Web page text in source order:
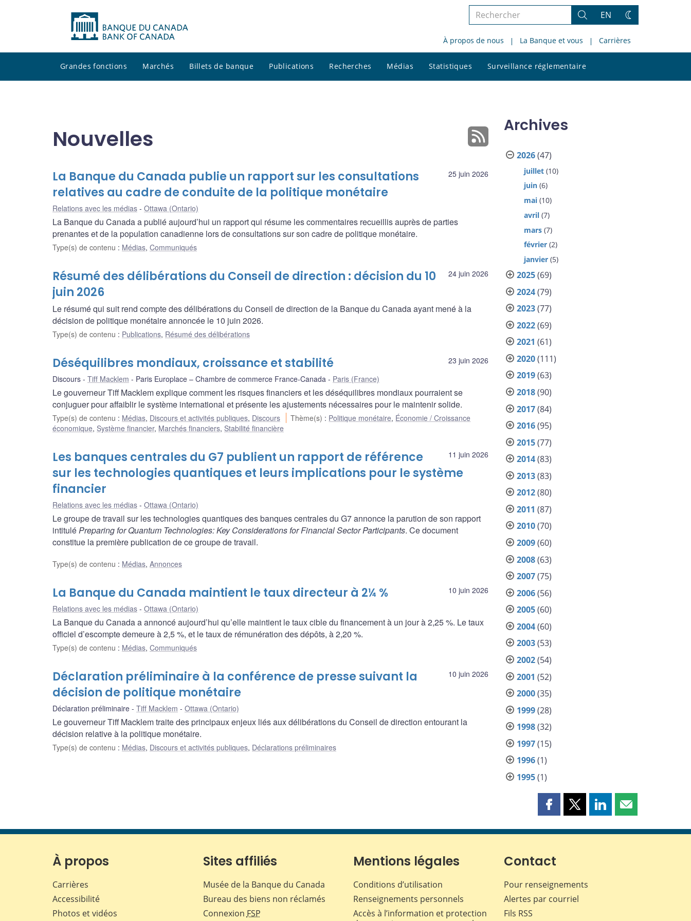
Rechercher
le
site
Rechercher
EN
Changez
thème
À propos de nous La Banque et vous Carrières
Grandes fonctions Marchés Billets de banque Publications Recherches Médias Statistiques Surveillance réglementaire
le
Nouvelles
25 juin 2026
La Banque du Canada publie un rapport sur les consultations
relatives au cadre de conduite de la politique monétaire
Relations avec les médias Ottawa (Ontario)
La Banque du Canada a publié aujourd’hui un rapport qui résume les commentaires recueillis auprès de parties
prenantes et de la population canadienne lors de consultations sur son cadre de politique monétaire.
Type(s) de contenu : Médias, Communiqués
24 juin 2026
Résumé des délibérations du Conseil de direction : décision du 10
juin 2026
Le résumé qui suit rend compte des délibérations du Conseil de direction de la Banque du Canada ayant mené à la
décision de politique monétaire annoncée le 10 juin 2026.
Type(s) de contenu : Publications, Résumé des délibérations
23 juin 2026
Déséquilibres mondiaux, croissance et stabilité
Discours Tiff Macklem Paris Europlace – Chambre de commerce France-Canada Paris (France)
Le gouverneur Tiff Macklem explique comment les risques financiers et les déséquilibres mondiaux pourraient se
conjuguer pour affaiblir le système international et présente les ajustements nécessaires pour le maintenir solide.
Type(s) de contenu : Médias, Discours et activités publiques, Discours Thème(s) : Politique monétaire, Économie / Croissance
économique, Système financier, Marchés financiers, Stabilité financière
11 juin 2026
Les banques centrales du G7 publient un rapport de référence
sur les technologies quantiques et leurs implications pour le système
financier
Relations avec les médias Ottawa (Ontario)
Le groupe de travail sur les technologies quantiques des banques centrales du G7 annonce la parution de son rapport
intituléPreparing for Quantum Technologies: Key Considerations for Financial Sector Participants. Ce document
constitue la première publication de ce groupe de travail.
Type(s) de contenu : Médias, Annonces
10 juin 2026
La Banque du Canada maintient le taux directeur à 2¼ %
Relations avec les médias Ottawa (Ontario)
La Banque du Canada a annoncé aujourd’hui qu’elle maintient le taux cible du financement à un jour à 2,25 %. Le taux
officiel d’escompte demeure à 2,5 %, et le taux de rémunération des dépôts, à 2,20 %.
Type(s) de contenu : Médias, Communiqués
10 juin 2026
Déclaration préliminaire à la conférence de presse suivant la
décision de politique monétaire
Déclaration préliminaire Tiff Macklem Ottawa (Ontario)
Le gouverneur Tiff Macklem traite des principaux enjeux liés aux délibérations du Conseil de direction entourant la
décision relative à la politique monétaire.
Type(s) de contenu : Médias, Discours et activités publiques, Déclarations préliminaires
Archives
2026(47)
juillet (10)
juin (6)
mai (10)
avril (7)
mars (7)
février (2)
janvier (5)
2025(69)
2024(79)
2023(77)
2022(69)
2021 (61)
2020(111)
2019(63)
2018(90)
2017(84)
2016(95)
2015(77)
2014(83)
2013(83)
2012(80)
2011 (87)
2010(70)
2009(60)
2008(63)
2007(75)
2006(56)
2005(60)
2004(60)
2003(53)
2002(54)
2001 (52)
2000(35)
1999(28)
1998(32)
1997(15)
1996(1)
1995(1)
Partager
page
Facebook
Partager
page
Partager
page
Partager
page
À propos
Carrières
Accessibilité
Photos et vidéos
Sites affiliés
Musée de la Banque du Canada
Bureau des biens non réclamés
Connexion FSP
Mentions légales
Conditions d’utilisation
Renseignements personnels
Accès à l’information et protection
Contact
Pour renseignements
Alertes par courriel
Fils RSS